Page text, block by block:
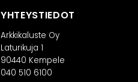
YHTEYSTIEDOT
Arkkikaluste Oy
Laturikuja 1
90440 Kempele
040 510 6100